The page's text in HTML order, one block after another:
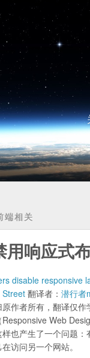
端相关
用响应式
disable responsive
翻译者：潜行者
作者所有，翻译仅作
Web
也产生了一个问题
访问另一个网站。